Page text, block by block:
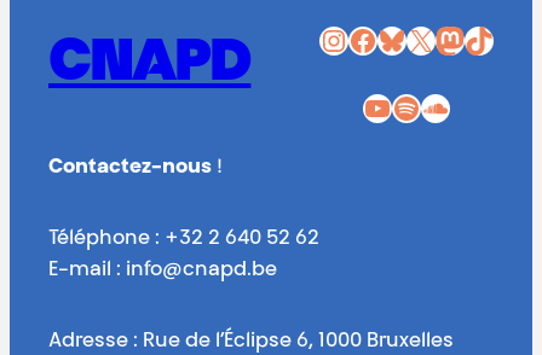
CNAPD InstagramFacebook Bluesky X Mastodon TikTok
YouTube Spotify SoundCloud
Contactez-nous !
Téléphone : +32 2 640 52 62
E-mail : info@cnapd.be
Adresse : Rue de l’Éclipse 6, 1000 Bruxelles